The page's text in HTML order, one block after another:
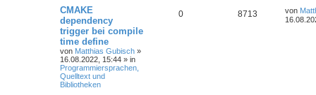
CMAKE
dependency
trigger bei compile
time define
von Matthias Gubisch »
16.08.2022, 15:44 » in
Programmiersprachen,
Quelltext und
Bibliotheken
0 8713 von